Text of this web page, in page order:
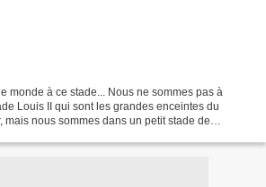
monde à ce stade... Nous ne sommes pas à
Louis II qui sont les grandes enceintes du
mais nous sommes dans un petit stade de